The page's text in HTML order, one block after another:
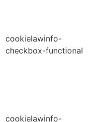
cookielawinfo-
checkbox-functional
cookielawinfo-